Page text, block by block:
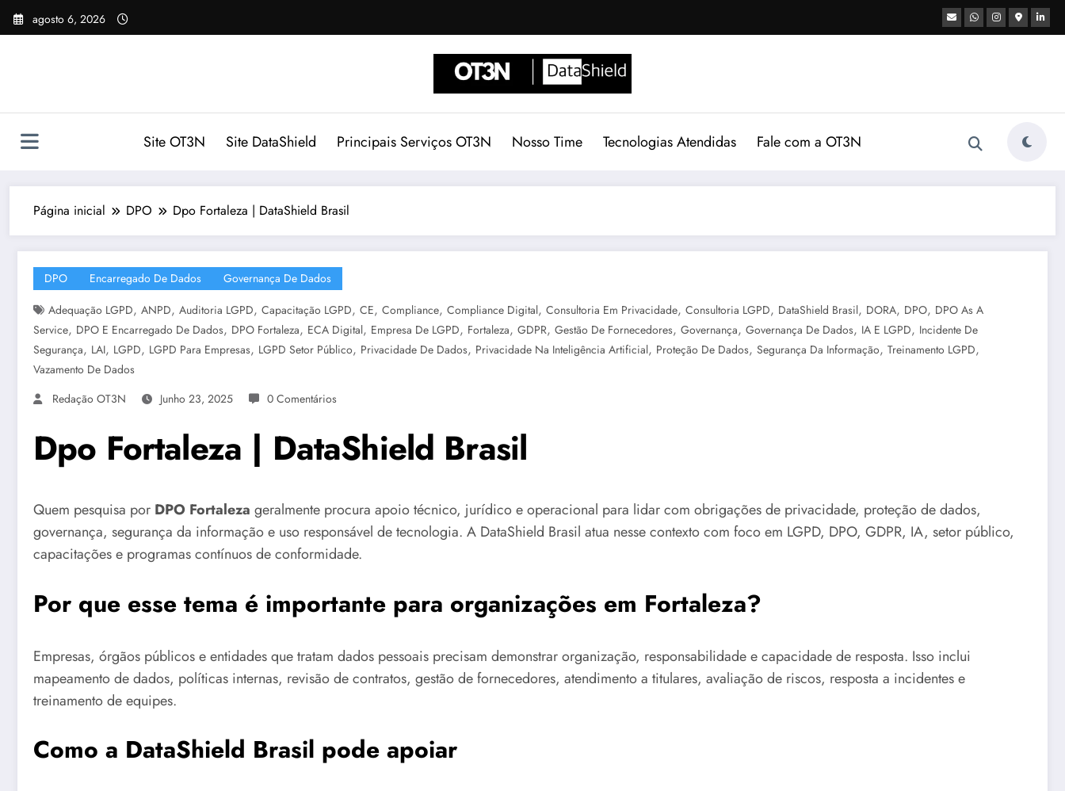
Pular
para
agosto 6, 2026
Site OT3N Site DataShield Principais Serviços OT3N Nosso Time Tecnologias Atendidas Fale com a OT3N
Página inicial DPO Dpo Fortaleza | DataShield Brasil
DPO Encarregado De Dados
Governança De Dados
Adequação LGPD, ANPD, Auditoria LGPD, Capacitação LGPD, CE, Compliance, Compliance Digital, Consultoria Em Privacidade, Consultoria LGPD, DataShield Brasil, DORA, DPO, DPO As A
Service, DPO E Encarregado De Dados, DPO Fortaleza, ECA Digital, Empresa De LGPD, Fortaleza, GDPR, Gestão De Fornecedores, Governança, Governança De Dados, IA E LGPD, Incidente De
Segurança, LAI, LGPD, LGPD Para Empresas, LGPD Setor Público, Privacidade De Dados, Privacidade Na Inteligência Artificial, Proteção De Dados, Segurança Da Informação, Treinamento LGPD,
Vazamento De Dados
Redação OT3N
Junho 23, 2025 0 Comentários
Dpo Fortaleza | DataShield Brasil
Quem pesquisa por DPO Fortaleza geralmente procura apoio técnico, jurídico e operacional para lidar com obrigações de privacidade, proteção de dados,
governança, segurança da informação e uso responsável de tecnologia. A DataShield Brasil atua nesse contexto com foco em LGPD, DPO, GDPR, IA, setor público,
capacitações e programas contínuos de conformidade.
Por que esse tema é importante para organizações em Fortaleza?
Empresas, órgãos públicos e entidades que tratam dados pessoais precisam demonstrar organização, responsabilidade e capacidade de resposta. Isso inclui
mapeamento de dados, políticas internas, revisão de contratos, gestão de fornecedores, atendimento a titulares, avaliação de riscos, resposta a incidentes e
treinamento de equipes.
Como a DataShield Brasil pode apoiar